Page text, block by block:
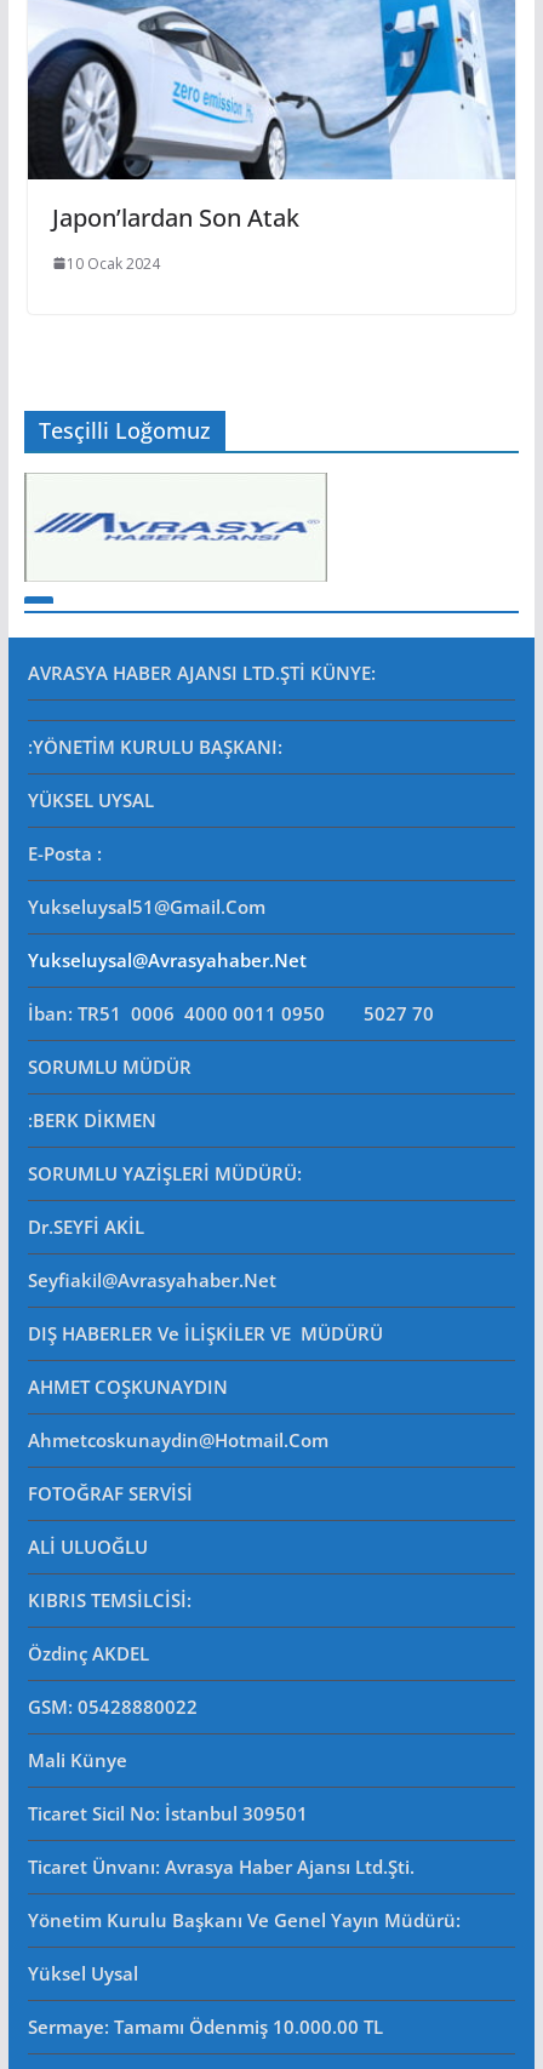
Japon’lardan Son Atak
10 Ocak 2024
Tesçilli Loğomuz
AVRASYA HABER AJANSI LTD.ŞTİ KÜNYE:
:YÖNETİM KURULU BAŞKANI:
YÜKSEL UYSAL
E-Posta :
Yukseluysal51@gmail.com
Yukseluysal@avrasyahaber.net
İban: TR51 0006 4000 0011 0950 5027 70
SORUMLU MÜDÜR
:BERK DİKMEN
SORUMLU YAZİŞLERİ MÜDÜRÜ:
Dr.SEYFİ AKİL
Seyfiakil@avrasyahaber.net
DIŞ HABERLER Ve İLİŞKİLER VE MÜDÜRÜ
AHMET COŞKUNAYDIN
Ahmetcoskunaydin@hotmail.com
FOTOĞRAF SERVİSİ
ALİ ULUOĞLU
KIBRIS TEMSİLCİSİ:
Özdinç AKDEL
GSM: 05428880022
Mali Künye
Ticaret Sicil No: İstanbul 309501
Ticaret Ünvanı: Avrasya Haber Ajansı Ltd.Şti.
Yönetim Kurulu Başkanı Ve Genel Yayın Müdürü:
Yüksel Uysal
Sermaye: Tamamı Ödenmiş 10.000.00 TL